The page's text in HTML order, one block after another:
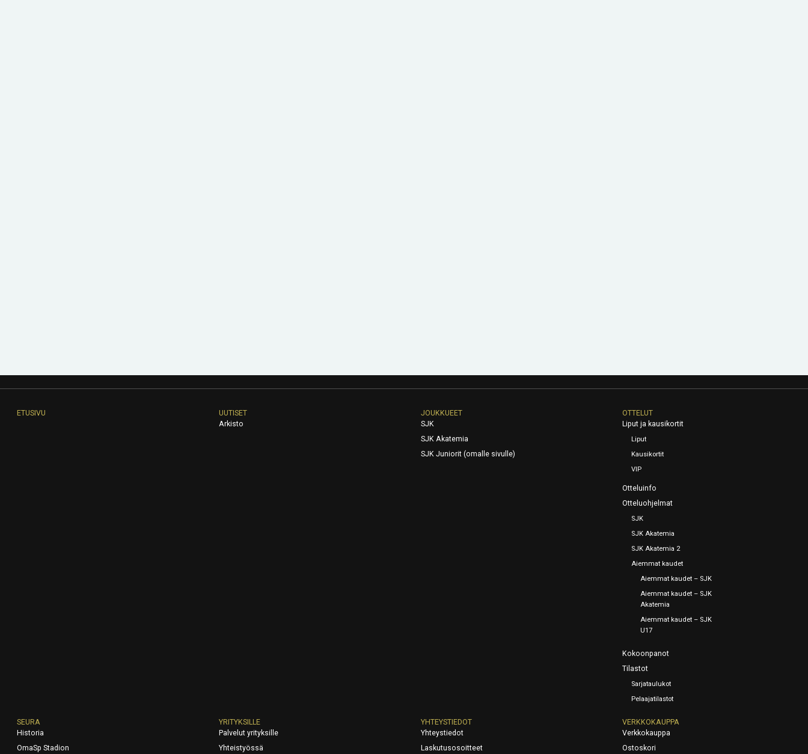
ETUSIVU
UUTISET
Arkisto
JOUKKUEET
SJK
SJK Akatemia
SJK Juniorit (omalle sivulle)
OTTELUT
Liput ja kausikortit
Liput
Kausikortit
VIP
Otteluinfo
Otteluohjelmat
SJK
SJK Akatemia
SJK Akatemia 2
Aiemmat kaudet
Aiemmat kaudet – SJK
Aiemmat kaudet – SJK
Akatemia
Aiemmat kaudet – SJK
U17
Kokoonpanot
Tilastot
Sarjataulukot
Pelaajatilastot
SEURA
Historia
OmaSp Stadion
YRITYKSILLE
Palvelut yrityksille
Yhteistyössä
YHTEYSTIEDOT
Yhteystiedot
Laskutusosoitteet
VERKKOKAUPPA
Verkkokauppa
Ostoskori